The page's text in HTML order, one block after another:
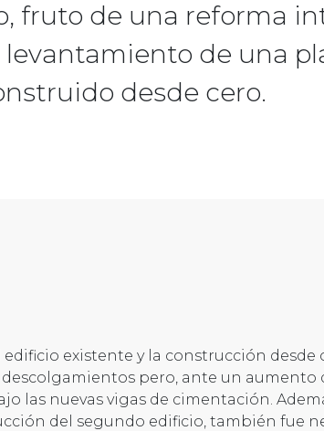
fruto de una reforma
levantamiento de una
desde cero.
existente y la construcción desde
pero, ante un aumento
las nuevas vigas de cimentación.
del segundo edificio, también fue